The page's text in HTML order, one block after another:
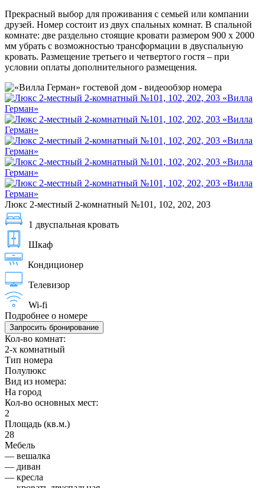
Прекрасный выбор для проживания с семьей или компании
друзей. Номер состоит из двух спальных комнат. В спальной
комнате: две раздельно стоящие кровати размером 900 х 2000
мм убрать с возможностью трансформации в двуспальную
кровать. Размещение третьего и четвертого гостя – при
условии оплаты дополнительного размещения.
Люкс 2-местный 2-комнатный №101, 102, 202, 203
1 двуспальная кровать
Шкаф
Кондиционер
Телевизор
Wi-fi
Подробнее о номере
Запросить бронирование
Кол-во комнат:
2-х комнатный
Тип номера
Полулюкс
Вид из номера:
На город
Кол-во основных мест:
2
Площадь (кв.м.)
28
Мебель
— вешалка
— диван
— кресла